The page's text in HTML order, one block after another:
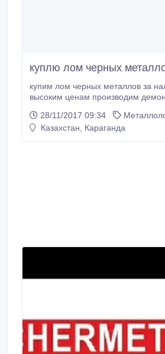
куплю лом черных
купим лом черных металлов за
высоким ценам производим демонтаж,
28/11/2017 09:34
Казахстан, Караганда